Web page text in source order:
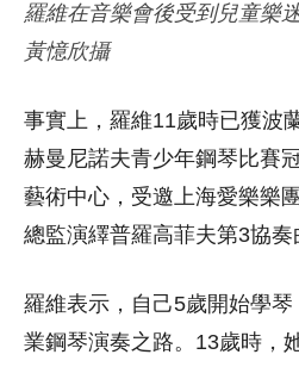
羅維在音樂會後受到兒童樂
黃憶欣攝
事實上， 羅維11歲時已獲波
赫曼尼諾夫青少年鋼琴比賽
藝術中心，受邀上海愛樂樂
總監演繹普羅高菲夫第3協奏
羅維表示，自己5歲開始學
業鋼琴演奏之路。13歲時，